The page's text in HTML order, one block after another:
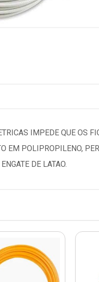
IMPEDE QUE OS
EM POLIPROPILENO,
DE LATAO.